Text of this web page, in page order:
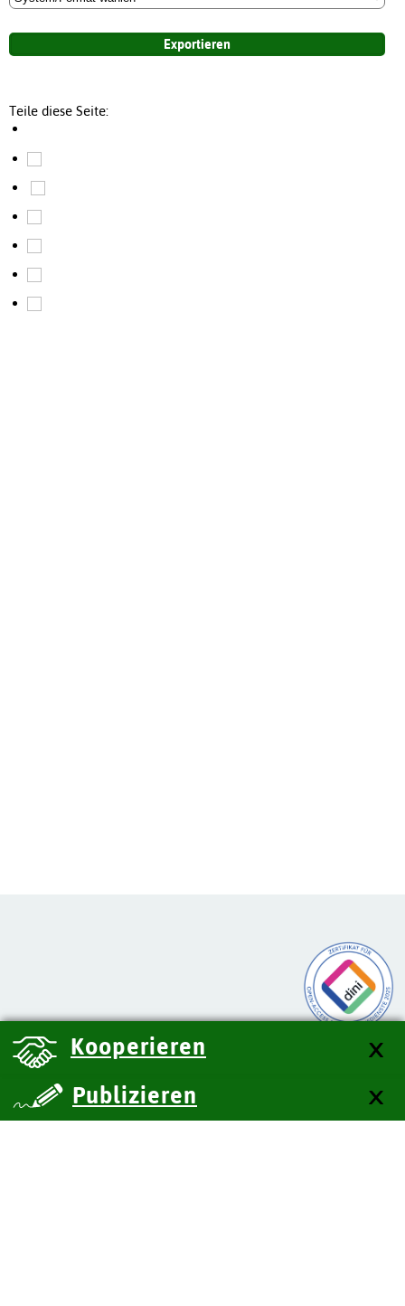
Teile diese Seite:
Publizieren
Kooperieren